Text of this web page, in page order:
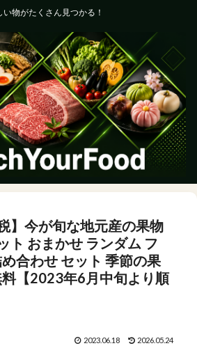
い物がたくさん見つかる！
】今が旬な地元産の果物
ト おまかせ ランダム フ
合わせ セット 季節の果
【2023年6月中旬より順
2023.06.18 2026.05.24